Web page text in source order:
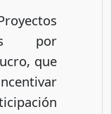
por
que